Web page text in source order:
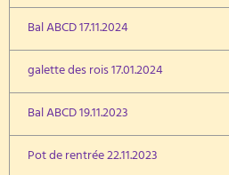
Bal ABCD 17.11.2024
galette des rois 17.01.2024
Bal ABCD 19.11.2023
Pot de rentrée 22.11.2023